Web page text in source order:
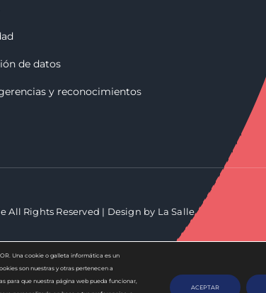
de datos
y reconocimientos
All Rights Reserved | Design by La Salle
Una cookie o galleta informática es un
son nuestras y otras pertenecen a
para que nuestra página web pueda funcionar,
ACEPTAR